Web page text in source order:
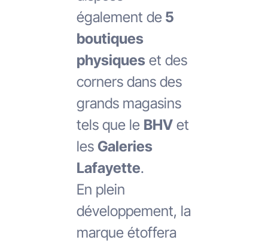
également de 5
boutiques
physiques et des
corners dans des
grands magasins
tels que le BHV et
les Galeries
Lafayette.
En plein
développement, la
marque étoffera